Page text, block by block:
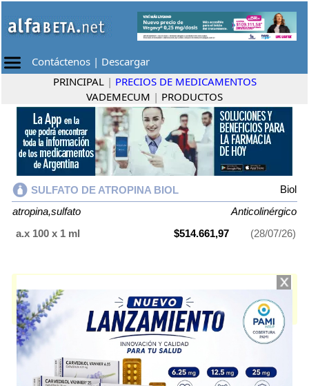
Contáctenos | Descargar
PRINCIPAL | PRECIOS DE MEDICAMENTOS
VADEMECUM | PRODUCTOS
SULFATO DE ATROPINA BIOL
Biol
atropina,sulfato
Anticolinérgico
a.x 100 x 1 ml
$514.661,97 (28/07/26)
como
Anticolinérgico . Es producido porBiol y cuenta con 1 presentación
disponible.
Explorar más
Otros productos conatropina,sulfato
Otros productos deBiol